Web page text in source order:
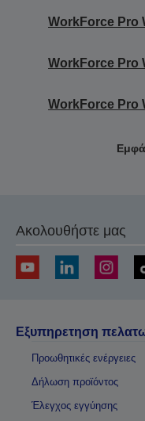
WorkForce Pro
WorkForce Pro
WorkForce Pro
Ακολουθήστε μας
Εξυπηρετηση
Προωθητικές ενέργειες
Δήλωση προϊόντος
Έλεγχος εγγύησης